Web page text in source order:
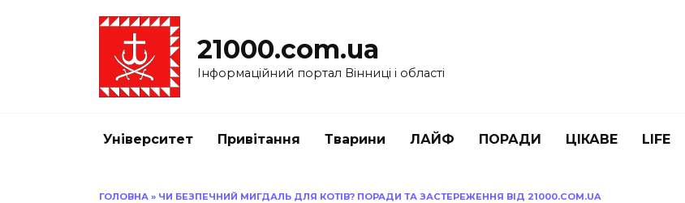
21000.com.ua
Інформаційний портал Вінниці і області
Університет Привітання Тварини ЛАЙФ ПОРАДИ ЦІКАВЕ LIFE
ГОЛОВНА » ЧИ БЕЗПЕЧНИЙ МИГДАЛЬ ДЛЯ КОТІВ? ПОРАДИ ТА ЗАСТЕРЕЖЕННЯ ВІД 21000.COM.UA